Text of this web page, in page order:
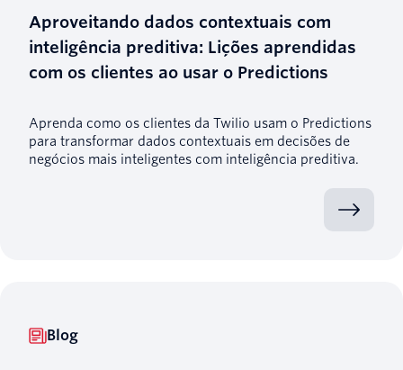
Aproveitando dados contextuais com
inteligência preditiva: Lições aprendidas
com os clientes ao usar o Predictions
Aprenda como os clientes da Twilio usam o Predictions
para transformar dados contextuais em decisões de
negócios mais inteligentes com inteligência preditiva.
Blog